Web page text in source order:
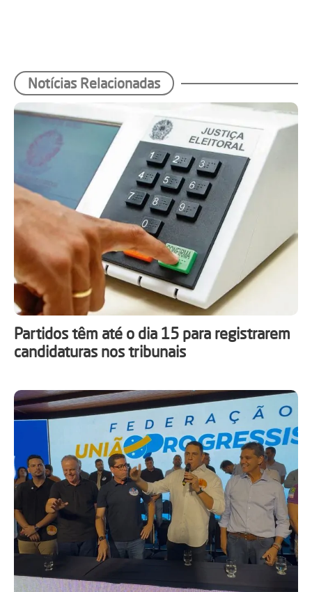
Notícias Relacionadas
Partidos têm até o dia 15 para registrarem
candidaturas nos tribunais